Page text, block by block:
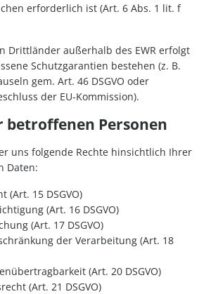
erforderlich ist (Art. 6 Abs. 1 lit. f
Drittländer außerhalb des EWR erfolgt
Schutzgarantien bestehen (z. B.
gem. Art. 46 DSGVO oder
der EU-Kommission).
betroffenen Personen
uns folgende Rechte hinsichtlich Ihrer
Daten:
(Art. 15 DSGVO)
(Art. 16 DSGVO)
(Art. 17 DSGVO)
der Verarbeitung (Art. 18
(Art. 20 DSGVO)
(Art. 21 DSGVO)